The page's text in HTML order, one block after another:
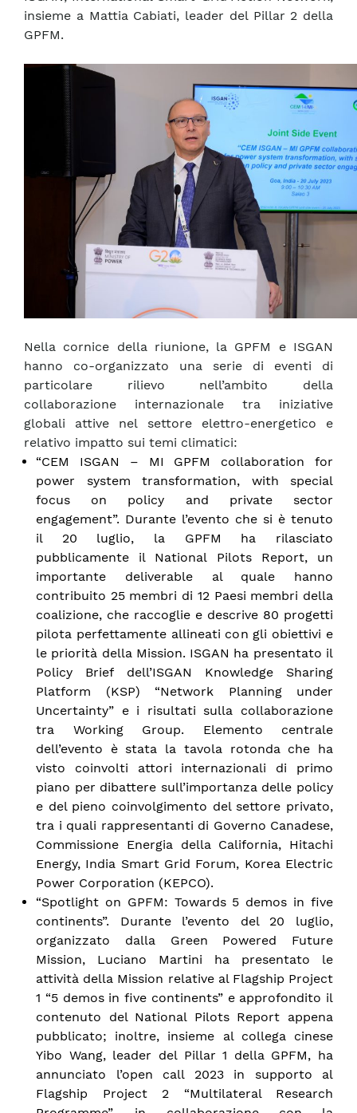
insieme a Mattia Cabiati, leader del Pillar 2 della
GPFM.
Nella cornice della riunione, la GPFM e ISGAN
hanno co-organizzato una serie di eventi di
particolare rilievo nell’ambito della
collaborazione internazionale tra iniziative
globali attive nel settore elettro-energetico e
relativo impatto sui temi climatici:
“CEM ISGAN – MI GPFM collaboration for
power system transformation, with special
focus on policy and private sector
engagement”. Durante l’evento che si è tenuto
il 20 luglio, la GPFM ha rilasciato
pubblicamente il National Pilots Report, un
importante deliverable al quale hanno
contribuito 25 membri di 12 Paesi membri della
coalizione, che raccoglie e descrive 80 progetti
pilota perfettamente allineati con gli obiettivi e
le priorità della Mission. ISGAN ha presentato il
Policy Brief dell’ISGAN Knowledge Sharing
Platform (KSP) “Network Planning under
Uncertainty” e i risultati sulla collaborazione
tra Working Group. Elemento centrale
dell’evento è stata la tavola rotonda che ha
visto coinvolti attori internazionali di primo
piano per dibattere sull’importanza delle policy
e del pieno coinvolgimento del settore privato,
tra i quali rappresentanti di Governo Canadese,
Commissione Energia della California, Hitachi
Energy, India Smart Grid Forum, Korea Electric
Power Corporation (KEPCO).
“Spotlight on GPFM: Towards 5 demos in five
continents”. Durante l’evento del 20 luglio,
organizzato dalla Green Powered Future
Mission, Luciano Martini ha presentato le
attività della Mission relative al Flagship Project
1 “5 demos in five continents” e approfondito il
contenuto del National Pilots Report appena
pubblicato; inoltre, insieme al collega cinese
Yibo Wang, leader del Pillar 1 della GPFM, ha
annunciato l’open call 2023 in supporto al
Flagship Project 2 “Multilateral Research